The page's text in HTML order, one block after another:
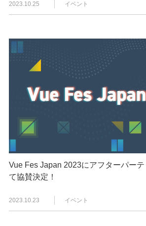
2023.10.25 イベント
Vue Fes Japan 2023にアフターパー
て協賛決定！
2023.10.23 イベント